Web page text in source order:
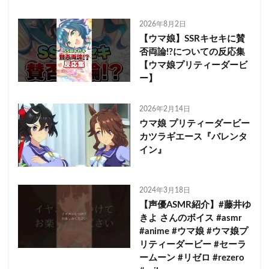
2026年8月2日
【ウマ娘】SSRキセキに賛
否両論!?についての反応集
【ウマ娘プリティーダービ
ー】
2026年2月14日
ウマ娘 プリティーダービー
カツラギエース『バレンタ
イン』
2024年3月18日
【声優ASMR紹介】#藤井ゆ
きよ さんのボイス #asmr
#anime #ウマ娘 #ウマ娘プ
リティーダービー #セーラ
ームーン #リゼロ #rezero